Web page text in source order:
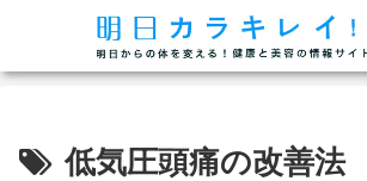
低気圧頭痛の改善法